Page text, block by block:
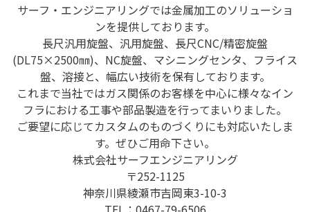
サーフ・エンジニアリングでは金属加工のソリューショ
ンを提供しております。
長尺汎用旋盤、汎用旋盤、長尺CNC/精密旋盤
(DL75×2500㎜)、NC旋盤、マシニングセンタ、フライス
盤、溶接と、幅広い技術を保有しております。
これまで当社ではガス関係のお客様を中心に様々なイン
フラにおける工事や部品製造を行ってまいりました。
ご要望に応じてカスタムのものづくりにも対応いたしま
す。ぜひご用命下さい。
株式会社サーフエンジニアリング
〒252-1125
神奈川県綾瀬市吉岡東3-10-3